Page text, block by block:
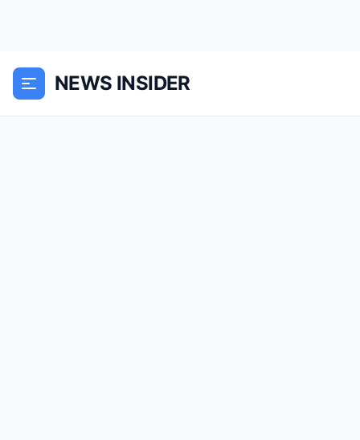
NEWS INSIDER